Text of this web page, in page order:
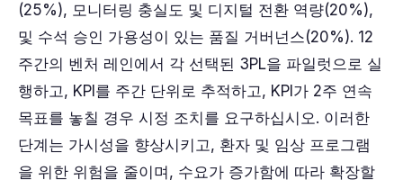
(25%), 모니터링 충실도 및 디지털 전환 역량(20%),
및 수석 승인 가용성이 있는 품질 거버넌스(20%). 12
주간의 벤처 레인에서 각 선택된 3PL을 파일럿으로 실
행하고, KPI를 주간 단위로 추적하고, KPI가 2주 연속
목표를 놓칠 경우 시정 조치를 요구하십시오. 이러한
단계는 가시성을 향상시키고, 환자 및 임상 프로그램
을 위한 위험을 줄이며, 수요가 증가함에 따라 확장할